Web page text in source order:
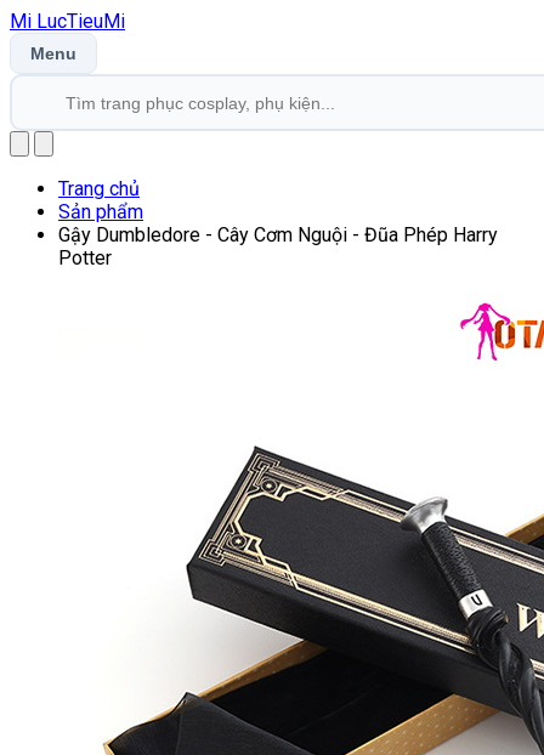
Mi LucTieuMi
Menu
Trang chủ
Sản phẩm
Gậy Dumbledore - Cây Cơm Nguội - Đũa Phép Harry
Potter